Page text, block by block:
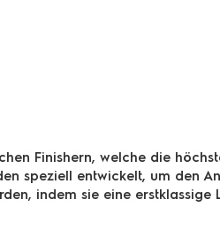
Finishern, welche die
speziell entwickelt, um den
indem sie eine erstklassige